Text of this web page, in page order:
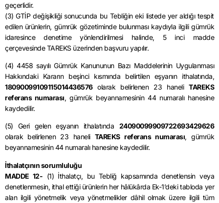
geçerlidir.
(3) GTİP değişikliği sonucunda bu Tebliğin eki listede yer aldığı tespit
edilen ürünlerin, gümrük gözetiminde bulunması kaydıyla ilgili gümrük
idaresince denetime yönlendirilmesi halinde, 5 inci madde
çerçevesinde TAREKS üzerinden başvuru yapılır.
(4) 4458 sayılı Gümrük Kanununun Bazı Maddelerinin Uygulanması
Hakkındaki Kararın beşinci kısmında belirtilen eşyanın ithalatında,
18090099109115014436576olarak belirlenen 23 haneli TAREKS
referans numarası, gümrük beyannamesinin 44 numaralı hanesine
kaydedilir.
(5) Geri gelen eşyanın ithalatında 24090099909722693429626
olarak belirlenen 23 haneli TAREKS referans numarası, gümrük
beyannamesinin 44 numaralı hanesine kaydedilir.
İthalatçının sorumluluğu
MADDE 12- (1) İthalatçı, bu Tebliğ kapsamında denetlensin veya
denetlenmesin, ithal ettiği ürünlerin her hâlükârda Ek-1’deki tabloda yer
alan ilgili yönetmelik veya yönetmelikler dâhil olmak üzere ilgili tüm